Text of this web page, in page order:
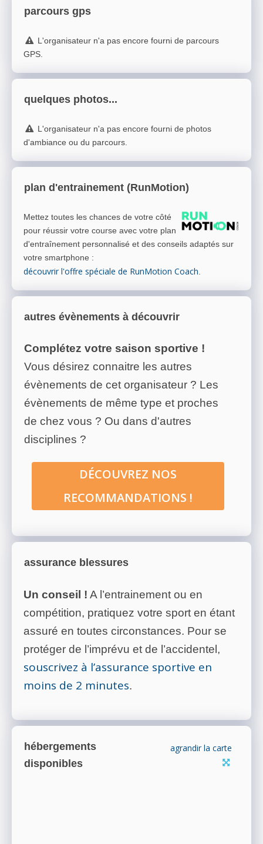
parcours gps
L'organisateur n'a pas encore fourni de parcours
GPS.
quelques photos...
L'organisateur n'a pas encore fourni de photos
d'ambiance ou du parcours.
plan d'entrainement (RunMotion)
Mettez toutes les chances de votre côté
pour réussir votre course avec votre plan
d'entraînement personnalisé et des conseils adaptés sur
votre smartphone :
découvrir l'offre spéciale de RunMotion Coach.
autres évènements à découvrir
Complétez votre saison sportive !
Vous désirez connaitre les autres
évènements de cet organisateur ? Les
évènements de même type et proches
de chez vous ? Ou dans d'autres
disciplines ?
DÉCOUVREZ NOS
RECOMMANDATIONS !
assurance blessures
Un conseil ! A l’entrainement ou en
compétition, pratiquez votre sport en étant
assuré en toutes circonstances. Pour se
protéger de l’imprévu et de l’accidentel,
souscrivez à l’assurance sportive en
moins de 2 minutes.
hébergements
disponibles
agrandir la carte